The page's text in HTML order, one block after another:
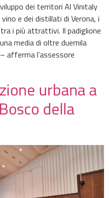
dei territori Al Vinitaly
e dei distillati di Verona, i
i più attrattivi. Il padiglione
media di oltre duemila
afferma l’assessore
urbana a
della